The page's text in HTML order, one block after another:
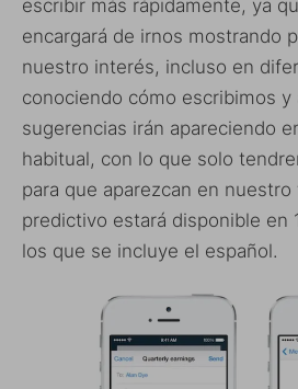
escribir más rápidamente, ya
encargará de irnos mostrando
nuestro interés, incluso en
conociendo cómo escribimos y
sugerencias irán apareciendo
habitual, con lo que solo
para que aparezcan en
predictivo estará disponible en
los que se incluye el español.